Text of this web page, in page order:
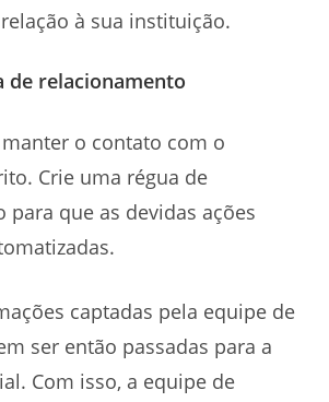
à sua instituição.
de relacionamento
o contato com o
Crie uma régua de
para que as devidas ações
captadas pela equipe de
ser então passadas para a
Com isso, a equipe de